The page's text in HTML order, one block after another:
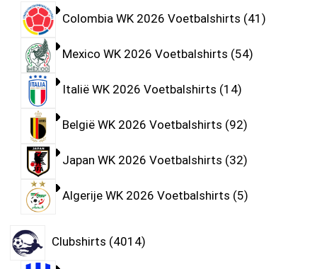
Colombia WK 2026 Voetbalshirts 41
Mexico WK 2026 Voetbalshirts 54
Italië WK 2026 Voetbalshirts 14
België WK 2026 Voetbalshirts 92
Japan WK 2026 Voetbalshirts 32
Algerije WK 2026 Voetbalshirts 5
Clubshirts 4014